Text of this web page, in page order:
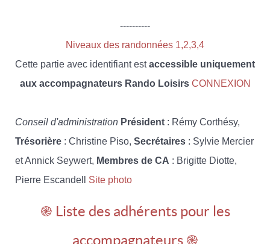
----------
Niveaux des randonnées 1,2,3,4
Cette partie avec identifiant estaccessible uniquement
aux accompagnateurs Rando Loisirs CONNEXION
Conseil d'administration Président : Rémy Corthésy,
Trésorière : Christine Piso, Secrétaires : Sylvie Mercier
et Annick Seywert, Membres de CA : Brigitte Diotte,
Pierre Escandell Site photo
֎ Liste des adhérents pour les
accompagnateurs ֎